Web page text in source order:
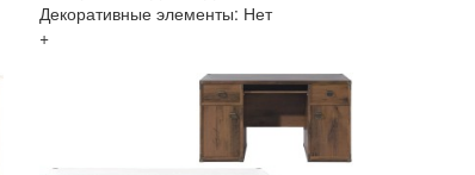
Декоративные элементы: Нет
+